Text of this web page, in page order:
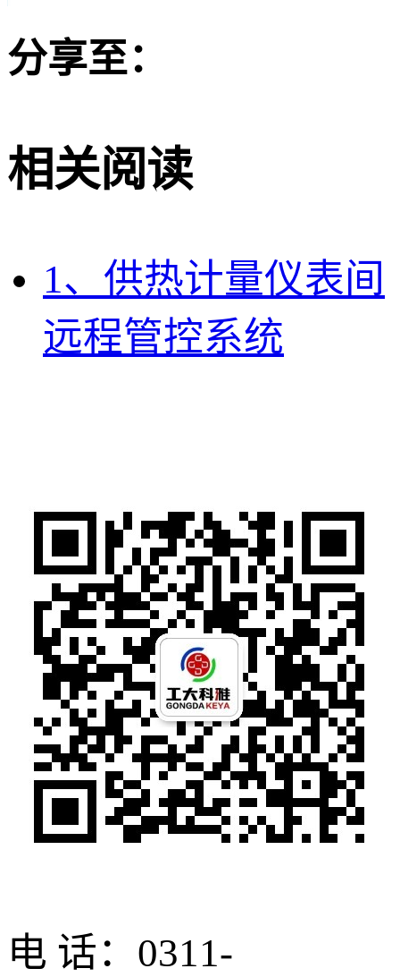
分享至：
相关阅读
1、供热计量仪表间
远程管控系统
电 话：0311-